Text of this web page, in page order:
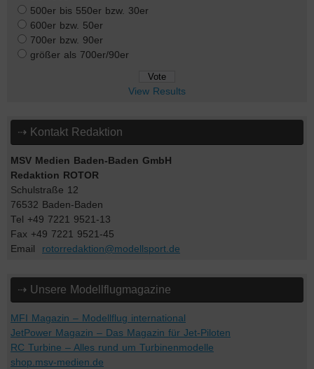
500er bis 550er bzw. 30er
600er bzw. 50er
700er bzw. 90er
größer als 700er/90er
View Results
⇢ Kontakt Redaktion
MSV Medien Baden-Baden GmbH
Redaktion ROTOR
Schulstraße 12
76532 Baden-Baden
Tel +49 7221 9521-13
Fax +49 7221 9521-45
Email rotorredaktion@modellsport.de
⇢ Unsere Modellflugmagazine
MFI Magazin – Modellflug international
JetPower Magazin – Das Magazin für Jet-Piloten
RC Turbine – Alles rund um Turbinenmodelle
shop.msv-medien.de